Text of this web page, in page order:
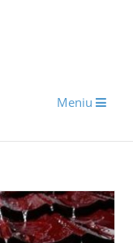
Meniu